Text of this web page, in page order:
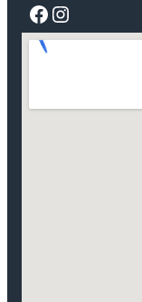
Facebook
Instagram